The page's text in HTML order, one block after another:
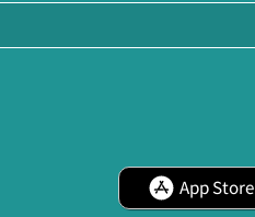
App Store